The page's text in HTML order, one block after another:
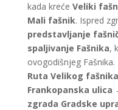
kada kreće Veliki
Mali fašnik. Ispred
predstavljanje
spaljivanje Fašnika,
ovogodišnjeg Fašnika.
Ruta Velikog
Frankopanska ulica
zgrada Gradske